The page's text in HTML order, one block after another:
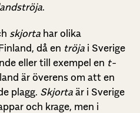
.
skjorta har olika
då en tröja i Sverige
eller till exempel en t-
är överens om att en
plagg. Skjorta är i Sverige
och krage, men i